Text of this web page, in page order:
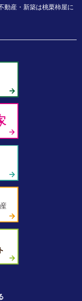
動産・新築は桃栗柿屋に